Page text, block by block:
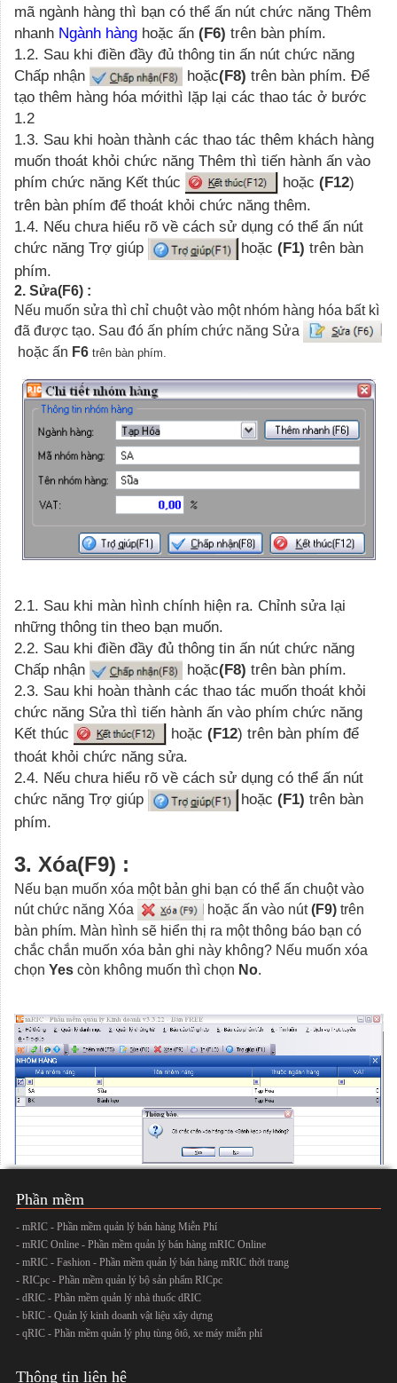
mã ngành hàng thì bạn có thể ấn nút chức năng Thêm
nhanh Ngành hàng hoặc ấn (F6) trên bàn phím.
1.2. Sau khi điền đầy đủ thông tin ấn nút chức năng
Chấp nhận
hoặc(F8) trên bàn phím. Để
tạo thêm hàng hóa mớithì lặp lại các thao tác ở bước
1.2
1.3. Sau khi hoàn thành các thao tác thêm khách hàng
muốn thoát khỏi chức năng Thêm thì tiến hành ấn vào
phím chức năng Kết thúc
hoặc (F12)
trên bàn phím để thoát khỏi chức năng thêm.
1.4. Nếu chưa hiểu rõ về cách sử dụng có thể ấn nút
chức năng Trợ giúp
hoặc (F1) trên bàn
phím.
2. Sửa(F6) :
Nếu muốn sửa thì chỉ chuột vào một nhóm hàng hóa bất kì
đã được tạo. Sau đó ấn phím chức năng Sửa
hoặc ấn F6 trên bàn phím.
2.1. Sau khi màn hình chính hiện ra. Chỉnh sửa lại
những thông tin theo bạn muốn.
2.2. Sau khi điền đầy đủ thông tin ấn nút chức năng
Chấp nhận
hoặc(F8) trên bàn phím.
2.3. Sau khi hoàn thành các thao tác muốn thoát khỏi
chức năng Sửa thì tiến hành ấn vào phím chức năng
Kết thúc
hoặc (F12) trên bàn phím để
thoát khỏi chức năng sửa.
2.4. Nếu chưa hiểu rõ về cách sử dụng có thể ấn nút
chức năng Trợ giúp
hoặc (F1) trên bàn
phím.
3. Xóa(F9) :
Nếu bạn muốn xóa một bản ghi bạn có thể ấn chuột vào
nút chức năng Xóa
hoặc ấn vào nút(F9) trên
bàn phím. Màn hình sẽ hiển thị ra một thông báo bạn có
chắc chắn muốn xóa bản ghi này không? Nếu muốn xóa
chọn Yes còn không muốn thì chọn No.
Phần mềm
- mRIC - Phần mềm quản lý bán hàng Miễn Phí
- mRIC Online - Phần mềm quản lý bán hàng mRIC Online
- mRIC - Fashion - Phần mềm quản lý bán hàng mRIC thời trang
- RICpc - Phần mềm quản lý bộ sản phẩm RICpc
- dRIC - Phần mềm quản lý nhà thuốc dRIC
- bRIC - Quản lý kinh doanh vật liệu xây dựng
- qRIC - Phần mềm quản lý phụ tùng ôtô, xe máy miễn phí
Thông tin liên hệ